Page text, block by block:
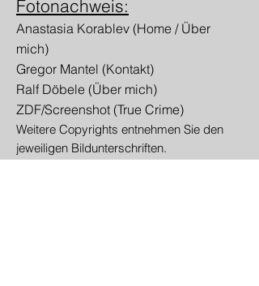
Fotonachweis:
Anastasia Korablev (Home / Über
mich)
Gregor Mantel (Kontakt)
Ralf Döbele (Über mich)
ZDF/Screenshot (True Crime)
Weitere Copyrights entnehmen Sie den
jeweiligen Bildunterschriften.